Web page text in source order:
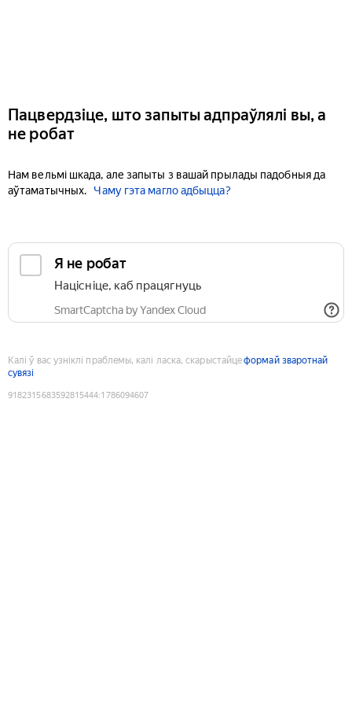
Пацвердзіце, што запыты адпраўлялі вы, а
не робат
Нам вельмі шкада, але запыты з вашай прылады падобныя да
аўтаматычных.
Чаму гэта магло адбыцца?
Я не робат
Націсніце, каб працягнуць
SmartCaptcha by Yandex Cloud
Калі ў вас узніклі праблемы, калі ласка, скарыстайцеформай зваротнай
сувязі
9182315683592815444:1786094607